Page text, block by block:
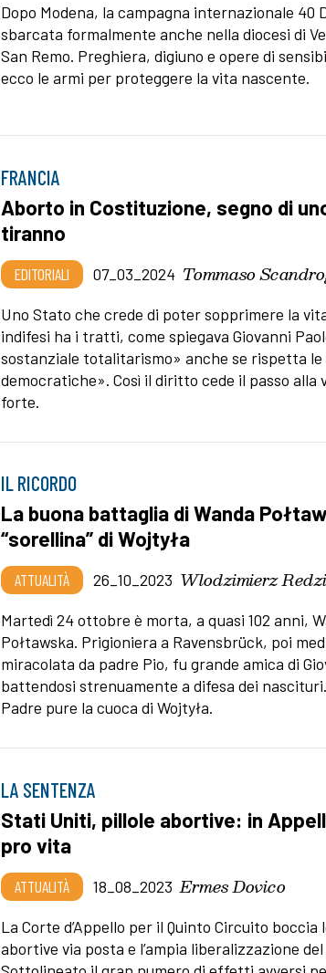
Dopo Modena, la campagna internazionale 40
sbarcata formalmente anche nella diocesi di
San Remo. Preghiera, digiuno e opere di
ecco le armi per proteggere la vita nascente.
FRANCIA
Aborto in Costituzione, segno di
tiranno
EDITORIALI 07_03_2024 Tommaso
Uno Stato che crede di poter sopprimere la
indifesi ha i tratti, come spiegava Giovanni
sostanziale totalitarismo» anche se rispetta le
democratiche». Così il diritto cede il passo alla
forte.
IL RICORDO
La buona battaglia di Wanda
“sorellina” di Wojtyła
ATTUALITÀ 26_10_2023 Wlodzimierz
Martedì 24 ottobre è morta, a quasi 102 anni,
Połtawska. Prigioniera a Ravensbrück, poi
miracolata da padre Pio, fu grande amica di
battendosi strenuamente a difesa dei
Padre pure la cuoca di Wojtyła.
LA SENTENZA
Stati Uniti, pillole abortive: in
pro vita
ATTUALITÀ 18_08_2023 Ermes Dovico
La Corte d’Appello per il Quinto Circuito boccia
abortive via posta e l’ampia liberalizzazione del